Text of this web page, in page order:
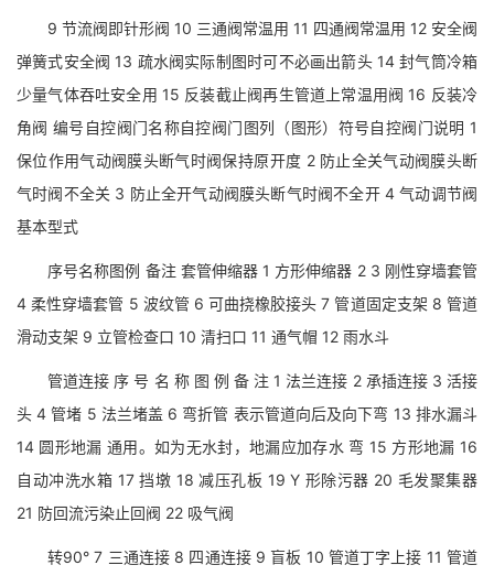
9 节流阀即针形阀 10 三通阀常温用 11 四通阀常温用 12 安全阀
弹簧式安全阀 13 疏水阀实际制图时可不必画出箭头 14 封气筒冷箱
少量气体吞吐安全用 15 反装截止阀再生管道上常温用阀 16 反装冷
角阀 编号自控阀门名称自控阀门图列（图形）符号自控阀门说明 1
保位作用气动阀膜头断气时阀保持原开度 2 防止全关气动阀膜头断
气时阀不全关 3 防止全开气动阀膜头断气时阀不全开 4 气动调节阀
基本型式
序号名称图例 备注 套管伸缩器 1 方形伸缩器 2 3 刚性穿墙套管
4 柔性穿墙套管 5 波纹管 6 可曲挠橡胶接头 7 管道固定支架 8 管道
滑动支架 9 立管检查口 10 清扫口 11 通气帽 12 雨水斗
管道连接 序 号 名 称 图 例 备 注 1 法兰连接 2 承插连接 3 活接
头 4 管堵 5 法兰堵盖 6 弯折管 表示管道向后及向下弯 13 排水漏斗
14 圆形地漏 通用。如为无水封，地漏应加存水 弯 15 方形地漏 16
自动冲洗水箱 17 挡墩 18 减压孔板 19 Y 形除污器 20 毛发聚集器
21 防回流污染止回阀 22 吸气阀
转90° 7 三通连接 8 四通连接 9 盲板 10 管道丁字上接 11 管道